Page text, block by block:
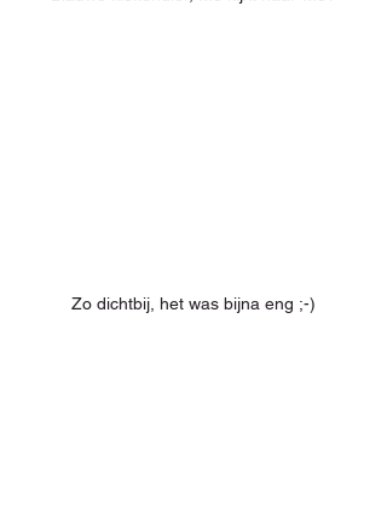
Zo dichtbij, het was bijna eng ;-)